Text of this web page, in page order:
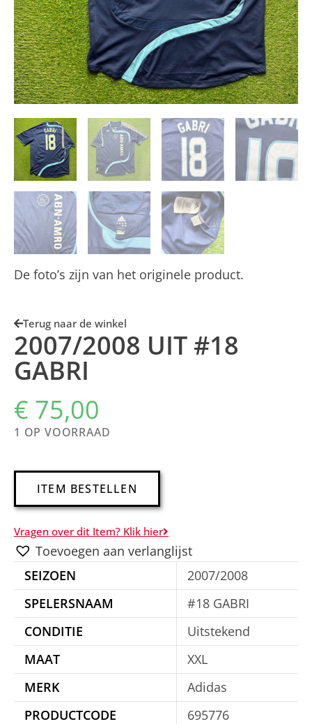
De foto’s zijn van het originele product.
Terug naar de winkel
2007/2008 UIT #18
GABRI
€ 75,00
1 OP VOORRAAD
ITEM BESTELLEN
e
r
t
i
:
Vragen over dit Item? Klik hier
Toevoegen aan verlanglijst
SEIZOEN
2007/2008
SPELERSNAAM
#18 GABRI
CONDITIE
Uitstekend
MAAT
XXL
MERK
Adidas
PRODUCTCODE
695776